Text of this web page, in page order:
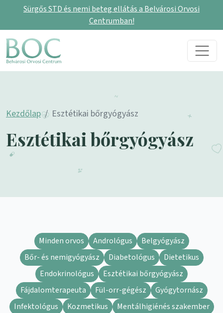
Sürgős STD és nemi beteg ellátás a Belvárosi Orvosi
Centrumban!
Skip to content
Main Navigation
Kezdőlap Esztétikai bőrgyógyász
Esztétikai bőrgyógyász
Minden orvos Andrológus
Belgyógyász
Bőr- és nemigyógyász
Diabetológus
Dietetikus
Endokrinológus
Esztétikai bőrgyógyász
Fájdalomterapeuta
Fül-orr-gégész
Gyógytornász
Infektológus
Kozmetikus
Mentálhigiénés szakember